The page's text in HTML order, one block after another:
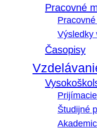
Pracovné
Výsledky
Časopisy
Študijné